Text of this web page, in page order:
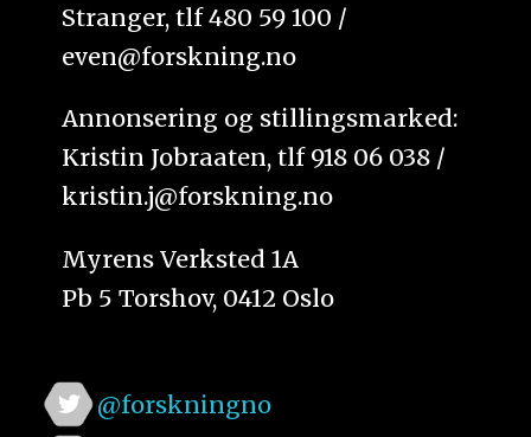
Stranger, tlf 480 59 100 /
even@forskning.no
Annonsering og stillingsmarked:
Kristin Jobraaten, tlf 918 06 038 /
kristin.j@forskning.no
Myrens Verksted 1A
Pb 5 Torshov, 0412 Oslo
@forskningno